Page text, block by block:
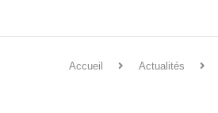
Accueil Actualités